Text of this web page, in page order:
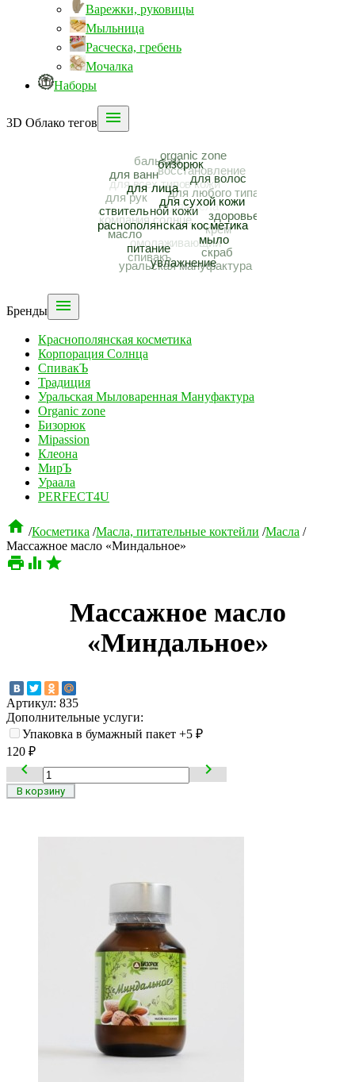
Варежки, руковицы
Мыльница
Расческа, гребень
Мочалка
Наборы
3D Облако тегов 
Бренды 
Краснополянская косметика
Корпорация Солнца
СпивакЪ
Традиция
Уральская Мыловаренная Мануфактура
Organic zone
Бизорюк
Mipassion
Клеона
МирЪ
Ураала
PERFECT4U
 /Косметика /Масла, питательные коктейли /Масла /
Массажное масло «Миндальное»
  
Массажное масло
«Миндальное»
Артикул: 835
Дополнительные услуги:
Упаковка в бумажный пакет +5 ₽
120 ₽
 